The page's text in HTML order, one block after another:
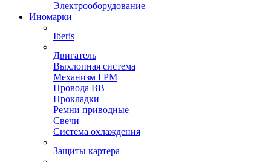
Электрооборудование
Иномарки
Iberis
Двигатель
Выхлопная система
Механизм ГРМ
Провода ВВ
Прокладки
Ремни приводные
Свечи
Система охлаждения
Защиты картера